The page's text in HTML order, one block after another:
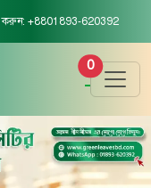
করুন: +8801893-620392
0